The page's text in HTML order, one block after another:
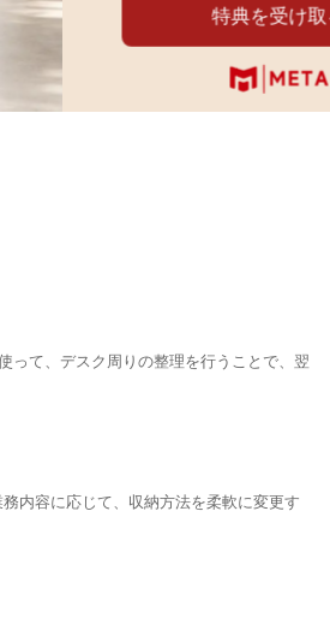
きます。クラウドストレージやデジタル
って、デスク周りの整理を行うことで、翌
内容に応じて、収納方法を柔軟に変更す
特典を受け